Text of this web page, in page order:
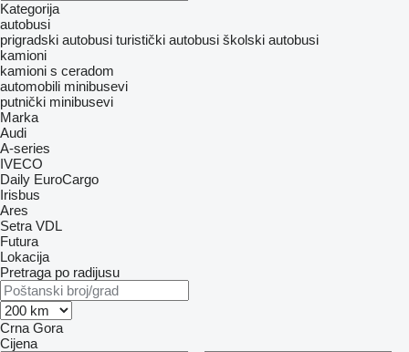
Kategorija
autobusi
prigradski autobusi turistički autobusi školski autobusi
kamioni
kamioni s ceradom
automobili minibusevi
putnički minibusevi
Marka
Audi
A-series
IVECO
Daily EuroCargo
Irisbus
Ares
Setra VDL
Futura
Lokacija
Pretraga po radijusu
Crna Gora
Cijena